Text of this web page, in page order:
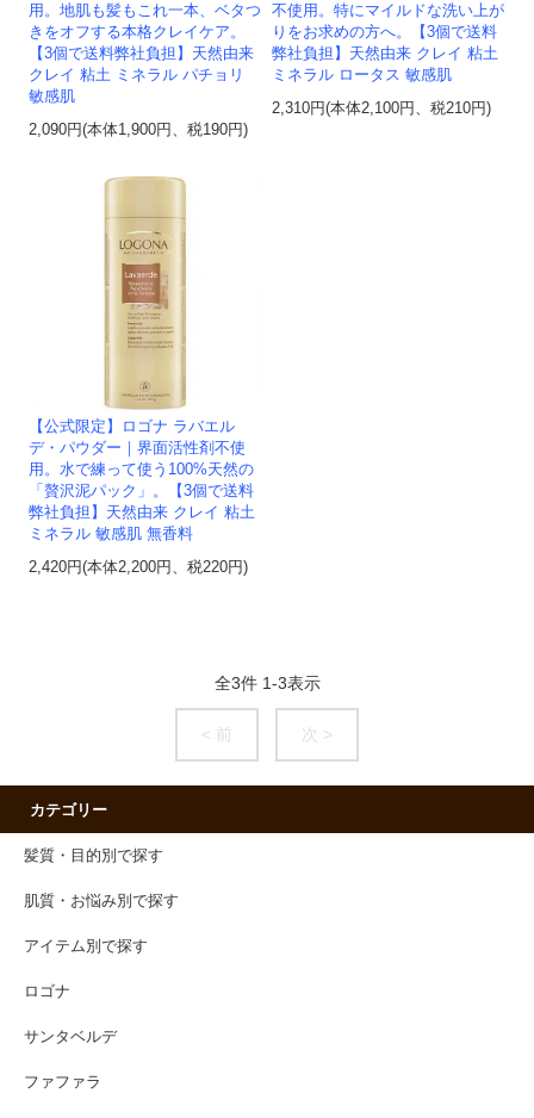
用。地肌も髪もこれ一本、ベタつ
きをオフする本格クレイケア。
【3個で送料弊社負担】天然由来
クレイ 粘土 ミネラル パチョリ
敏感肌
2,090円(本体1,900円、税190円)
不使用。特にマイルドな洗い上が
りをお求めの方へ。【3個で送料
弊社負担】天然由来 クレイ 粘土
ミネラル ロータス 敏感肌
2,310円(本体2,100円、税210円)
【公式限定】ロゴナ ラバエル
デ・パウダー｜界面活性剤不使
用。水で練って使う100%天然の
「贅沢泥パック」。【3個で送料
弊社負担】天然由来 クレイ 粘土
ミネラル 敏感肌 無香料
2,420円(本体2,200円、税220円)
全3件 1-3表示
< 前 次 >
カテゴリー
髪質・目的別で探す
肌質・お悩み別で探す
アイテム別で探す
ロゴナ
サンタベルデ
ファファラ